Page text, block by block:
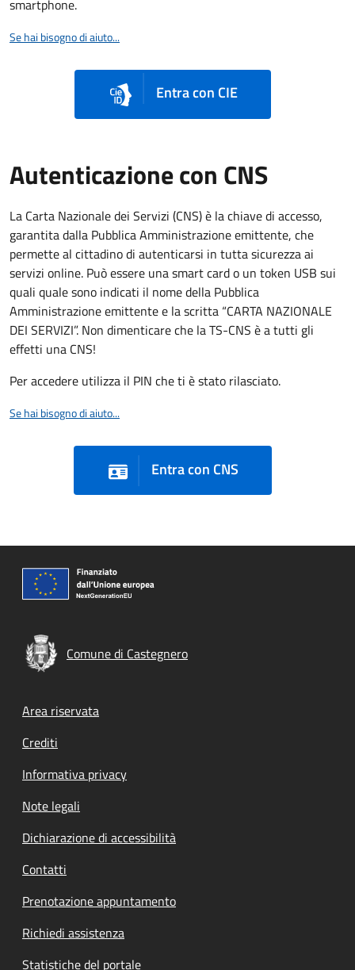
smartphone.
Se hai bisogno di aiuto...
Entra con CIE
Autenticazione con CNS
La Carta Nazionale dei Servizi (CNS) è la chiave di accesso,
garantita dalla Pubblica Amministrazione emittente, che
permette al cittadino di autenticarsi in tutta sicurezza ai
servizi online. Può essere una smart card o un token USB sui
quali quale sono indicati il nome della Pubblica
Amministrazione emittente e la scritta “CARTA NAZIONALE
DEI SERVIZI”. Non dimenticare che la TS-CNS è a tutti gli
effetti una CNS!
Per accedere utilizza il PIN che ti è stato rilasciato.
Se hai bisogno di aiuto...
Entra con CNS
Comune di Castegnero
Footer menu
Area riservata
Crediti
Informativa privacy
Note legali
Dichiarazione di accessibilità
Contatti
Prenotazione appuntamento
Richiedi assistenza
Statistiche del portale